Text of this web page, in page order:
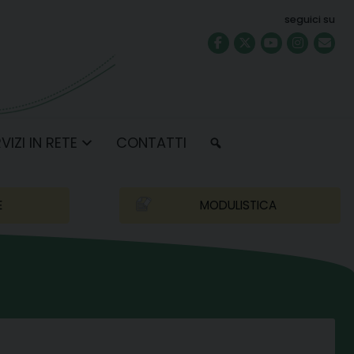
seguici su
IN RETE CONTATTI
MODULISTICA